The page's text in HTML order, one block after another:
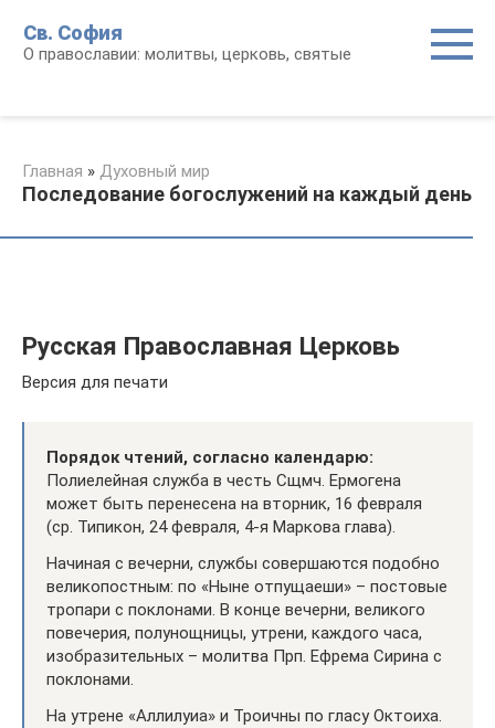
контенту
Св. София
О православии: молитвы, церковь, святые
Главная » Духовный мир
Последование богослужений на каждый день
Русская Православная Церковь
Версия для печати
Порядок чтений, согласно календарю:
Полиелейная служба в честь Сщмч. Ермогена
может быть перенесена на вторник, 16 февраля
(ср. Типикон, 24 февраля, 4-я Маркова глава).
Начиная с вечерни, службы совершаются подобно
великопостным: по «Ныне отпущаеши» – постовые
тропари с поклонами. В конце вечерни, великого
повечерия, полунощницы, утрени, каждого часа,
изобразительных – молитва Прп. Ефрема Сирина с
поклонами.
На утрене «Аллилуиа» и Троичны по гласу Октоиха.